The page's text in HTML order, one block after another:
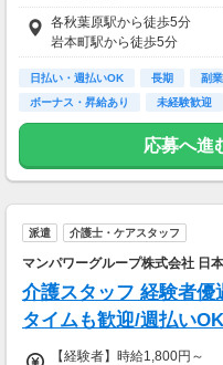
■週払いOK(規定あり)
■月払い：月末締の翌月20日
各秋葉原駅から徒歩5分
岩本町駅から徒歩5分
日払い・週払いOK 長期 副
ボーナス・昇給あり
未経験歓迎
学歴不問
応募へ進
派遣 介護士・ケアスタッフ
マンパワーグループ株式会社 日
介護スタッフ 経験者
タイムも歓迎/週払い
【経験者】時給1,800円～